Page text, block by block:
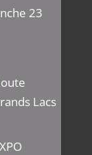
23
Lacs